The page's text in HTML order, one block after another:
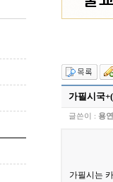
가필시국
글쓴이 : 용
가필시는